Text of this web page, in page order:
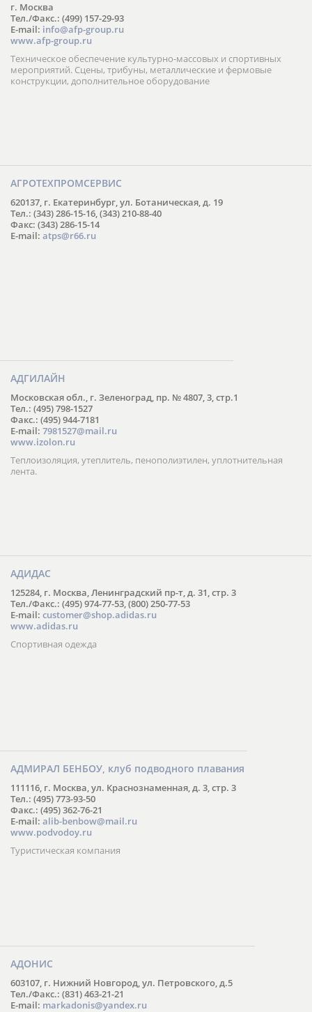
г. Москва
Тел./Факс.: (499) 157-29-93
E-mail: info@afp-group.ru
www.afp-group.ru
Техническое обеспечение культурно-массовых и спортивных
мероприятий. Сцены, трибуны, металлические и фермовые
конструкции, дополнительное оборудование
АГРОТЕХПРОМСЕРВИС
620137, г. Екатеринбург, ул. Ботаническая, д. 19
Тел.: (343) 286-15-16, (343) 210-88-40
Факс: (343) 286-15-14
E-mail: atps@r66.ru
АДГИЛАЙН
Московская обл., г. Зеленоград, пр. № 4807, 3, стр.1
Тел.: (495) 798-1527
Факс.: (495) 944-7181
E-mail: 7981527@mail.ru
www.izolon.ru
Теплоизоляция, утеплитель, пенополиэтилен, уплотнительная
лента.
АДИДАС
125284, г. Москва, Ленинградский пр-т, д. 31, стр. 3
Тел./Факс.: (495) 974-77-53, (800) 250-77-53
E-mail: customer@shop.adidas.ru
www.adidas.ru
Спортивная одежда
АДМИРАЛ БЕНБОУ, клуб подводного плавания
111116, г. Москва, ул. Краснознаменная, д. 3, стр. 3
Тел.: (495) 773-93-50
Факс.: (495) 362-76-21
E-mail: alib-benbow@mail.ru
www.podvodoy.ru
Туристическая компания
АДОНИС
603107, г. Нижний Новгород, ул. Петровского, д.5
Тел./Факс.: (831) 463-21-21
E-mail: markadonis@yandex.ru